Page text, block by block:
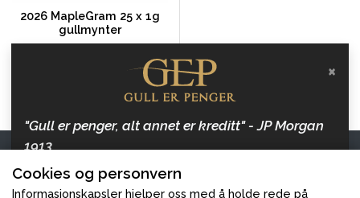
2026 MapleGram 25 x 1g
gullmynter
Kontakt oss
Gull er Penger
Cookies og personvern
Informasjonskapsler hjelper oss med å holde rede på
×
"Gull er penger, alt annet er kreditt" - JP Morgan
1913
Hold deg oppdatert med artikler om penger, inflasjon
og gull, og hvordan beskytte dine verdier.